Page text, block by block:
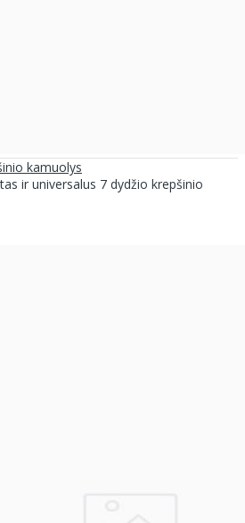
kamuolys
ir universalus 7 dydžio krepšinio